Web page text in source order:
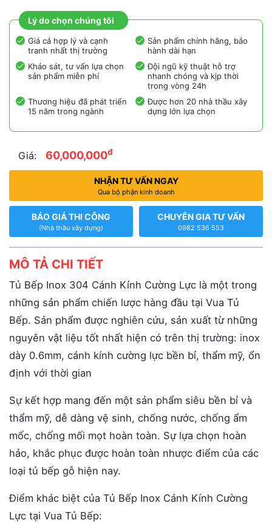
Lý do chọn chúng tôi
Giá cả hợp lý và cạnh
tranh nhất thị trường
Sản phẩm chính hãng, bảo
hành dài hạn
Khảo sát, tư vấn lựa chọn
sản phẩm miễn phí
Đội ngũ kỹ thuật hỗ trợ
nhanh chóng và kịp thời
trong vòng 24h
Thương hiệu đã phát triển
15 năm trong ngành
Được hơn 20 nhà thầu xây
dựng lớn lựa chọn
Giá: 60,000,000đ
NHẬN TƯ VẤN NGAY
Qua bộ phận kinh doanh
BÁO GIÁ THI CÔNG
(Nhà thầu xây dựng)
CHUYÊN GIA TƯ VẤN
0982 536 553
MÔ TẢ CHI TIẾT
Tủ Bếp Inox 304 Cánh Kính Cường Lực là một trong
những sản phẩm chiến lược hàng đầu tại Vua Tủ
Bếp. Sản phẩm được nghiên cứu, sản xuất từ những
nguyên vật liệu tốt nhất hiện có trên thị trường: inox
dày 0.6mm, cánh kính cường lực bền bỉ, thẩm mỹ, ổn
định với thời gian
Sự kết hợp mang đến một sản phẩm siêu bền bỉ và
thẩm mỹ, dễ dàng vệ sinh, chống nước, chống ẩm
mốc, chống mối mọt hoàn toàn. Sự lựa chọn hoàn
hảo, khắc phục được hoàn toàn nhược điểm của các
loại tủ bếp gỗ hiện nay.
Điểm khác biệt của Tủ Bếp Inox Cánh Kính Cường
Lực tại Vua Tủ Bếp: